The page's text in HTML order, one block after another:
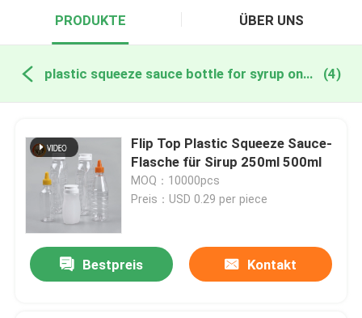
PRODUKTE ÜBER UNS
plastic squeeze sauce bottle for syrup online manufacture (4)
Flip Top Plastic Squeeze Sauce-
Flasche für Sirup 250ml 500ml
MOQ：10000pcs
Preis：USD 0.29 per piece
Bestpreis Kontakt